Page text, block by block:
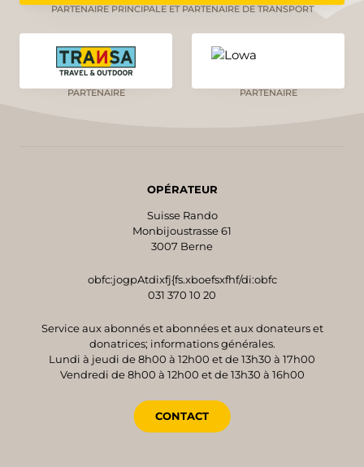
PARTENAIRE PRINCIPALE ET PARTENAIRE DE TRANSPORT
PARTENAIRE PARTENAIRE
OPÉRATEUR
Suisse Rando
Monbijoustrasse 61
3007 Berne
obfc:jogpAtdixfj{fs.xboefsxfhf/di:obfc
031 370 10 20
Service aux abonnés et abonnées et aux donateurs et
donatrices; informations générales.
Lundi à jeudi de 8h00 à 12h00 et de 13h30 à 17h00
Vendredi de 8h00 à 12h00 et de 13h30 à 16h00
CONTACT